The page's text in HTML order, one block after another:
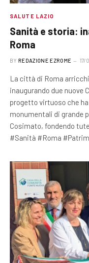
SALUTE LAZIO
Sanità e storia:
Roma
BY REDAZIONE EZROME 17/
La città di Roma
inaugurando due nuove
progetto virtuoso che
monumentali di grande
Cosimato, fondendo
#Sanità #Roma